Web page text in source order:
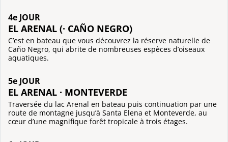
4e JOUR
EL ARENAL (· CAÑO NEGRO)
C’est en bateau que vous découvrez la réserve naturelle de
Caño Negro, qui abrite de nombreuses espèces d’oiseaux
aquatiques.
5e JOUR
EL ARENAL · MONTEVERDE
Traversée du lac Arenal en bateau puis continuation par une
route de montagne jusqu’à Santa Elena et Monteverde, au
cœur d’une magnifique forêt tropicale à trois étages.